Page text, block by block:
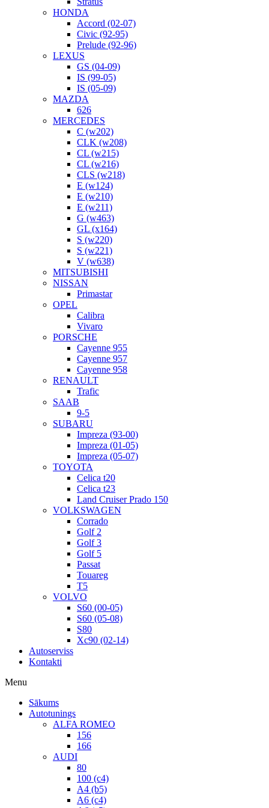
HONDA
Accord (02-07)
Civic (92-95)
Prelude (92-96)
LEXUS
GS (04-09)
IS (99-05)
IS (05-09)
MAZDA
626
MERCEDES
C (w202)
CLK (w208)
CL (w215)
CL (w216)
CLS (w218)
E (w124)
E (w210)
E (w211)
G (w463)
GL (x164)
S (w220)
S (w221)
V (w638)
MITSUBISHI
NISSAN
Primastar
OPEL
Calibra
Vivaro
PORSCHE
Cayenne 955
Cayenne 957
Cayenne 958
RENAULT
Trafic
SAAB
9-5
SUBARU
Impreza (93-00)
Impreza (01-05)
Impreza (05-07)
TOYOTA
Celica t20
Celica t23
Land Cruiser Prado 150
VOLKSWAGEN
Corrado
Golf 2
Golf 3
Golf 5
Passat
Touareg
T5
VOLVO
S60 (00-05)
S60 (05-08)
S80
Xc90 (02-14)
Autoserviss
Kontakti
Menu
Sākums
Autotunings
ALFA ROMEO
156
166
AUDI
80
100 (c4)
A4 (b5)
A6 (c4)